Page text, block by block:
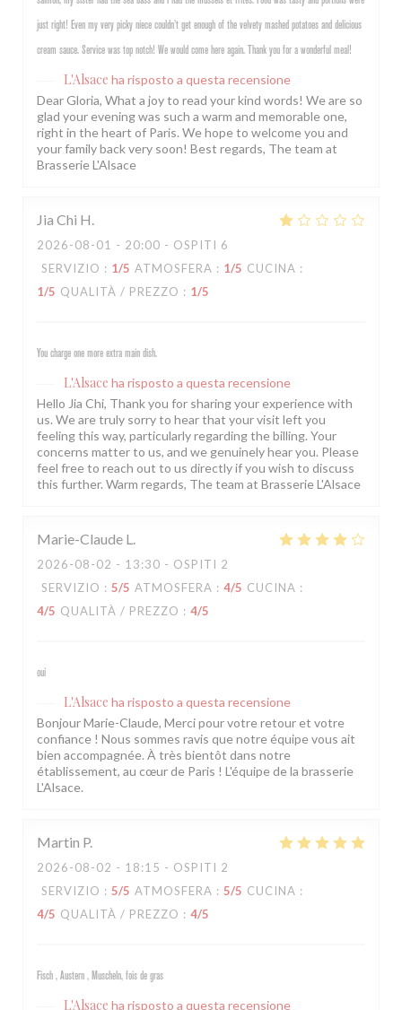
just right! Even my very picky niece couldn’t get enough of the velvety mashed potatoes and delicious
cream sauce. Service was top notch! We would come here again. Thank you for a wonderful meal!
L'Alsace ha risposto a questa recensione
Dear Gloria, What a joy to read your kind words! We are so
glad your evening was such a warm and memorable one,
right in the heart of Paris. We hope to welcome you and
your family back very soon! Best regards, The team at
Brasserie L'Alsace
Jia Chi H
2026-08-01 - 20:00 - OSPITI 6
SERVIZIO : 1/5 ATMOSFERA : 1/5 CUCINA :
1/5 QUALITÀ / PREZZO : 1/5
You charge one more extra main dish.
L'Alsace ha risposto a questa recensione
Hello Jia Chi, Thank you for sharing your experience with
us. We are truly sorry to hear that your visit left you
feeling this way, particularly regarding the billing. Your
concerns matter to us, and we genuinely hear you. Please
feel free to reach out to us directly if you wish to discuss
this further. Warm regards, The team at Brasserie L'Alsace
Marie-Claude L
2026-08-02 - 13:30 - OSPITI 2
SERVIZIO : 5/5 ATMOSFERA : 4/5 CUCINA :
4/5 QUALITÀ / PREZZO : 4/5
oui
L'Alsace ha risposto a questa recensione
Bonjour Marie-Claude, Merci pour votre retour et votre
confiance ! Nous sommes ravis que notre équipe vous ait
bien accompagnée. À très bientôt dans notre
établissement, au cœur de Paris ! L'équipe de la brasserie
L'Alsace.
Martin P
2026-08-02 - 18:15 - OSPITI 2
SERVIZIO : 5/5 ATMOSFERA : 5/5 CUCINA :
4/5 QUALITÀ / PREZZO : 4/5
Fisch , Austern , Muscheln, fois de gras
L'Alsace ha risposto a questa recensione